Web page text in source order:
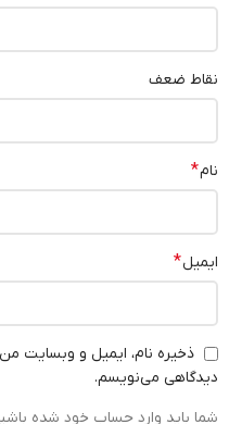
نقاط ضعف
نام*
ایمیل*
ذخیره نام، ایمیل و وبسایت من
دیدگاهی می‌نویسم.
شما باید وارد حساب خود شده